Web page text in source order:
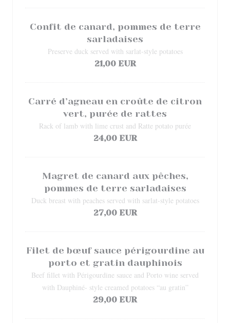
Confit de canard, pommes de terre
sarladaises
Preserve duck served with sarlat-style potatoes
21,00 EUR
Carré d’agneau en croûte de citron
vert, purée de rattes
Rack of lamb with lime crust and Ratte potato purée
24,00 EUR
Magret de canard aux pêches,
pommes de terre sarladaises
Duck breast with peaches served with sarlat-style potatoes
27,00 EUR
Filet de bœuf sauce périgourdine au
porto et gratin dauphinois
Beef fillet with Périgourdine sauce and Porto wine served
with Dauphiné- style creamed potatoes “au gratin”
29,00 EUR